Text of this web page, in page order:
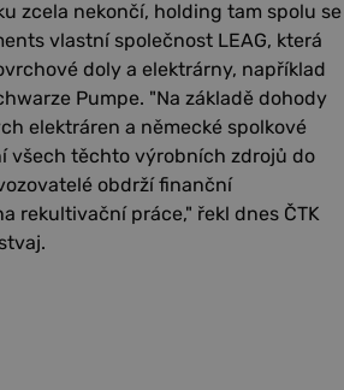
zcela nekončí, holding tam spolu se
vlastní společnost LEAG, která
doly a elektrárny, například
Pumpe. "Na základě dohody
elektráren a německé spolkové
všech těchto výrobních zdrojů do
obdrží finanční
rekultivační práce," řekl dnes ČTK